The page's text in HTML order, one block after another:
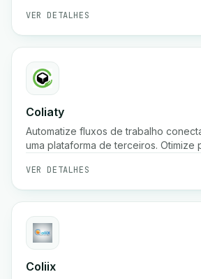
VER DETALHES
Coliaty
Automatize fluxos de trabalho
uma plataforma de terceiros. Otimize
VER DETALHES
Coliix